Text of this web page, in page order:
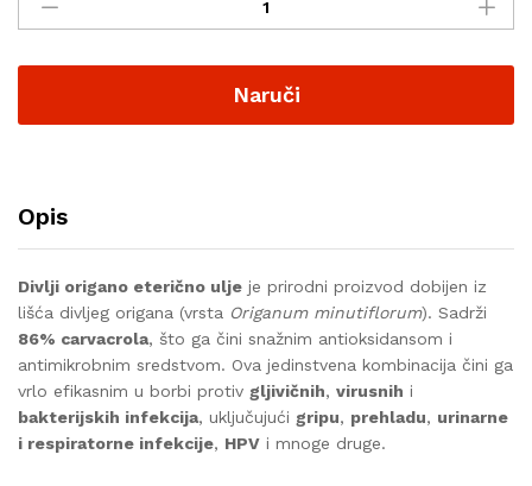
Naruči
Opis
Divlji origano eterično ulje je prirodni proizvod dobijen iz
lišća divljeg origana (vrsta Origanum minutiflorum). Sadrži
86% carvacrola, što ga čini snažnim antioksidansom i
antimikrobnim sredstvom. Ova jedinstvena kombinacija čini ga
vrlo efikasnim u borbi protiv gljivičnih, virusnih i
bakterijskih infekcija, uključujući gripu, prehladu, urinarne
i respiratorne infekcije, HPV i mnoge druge.